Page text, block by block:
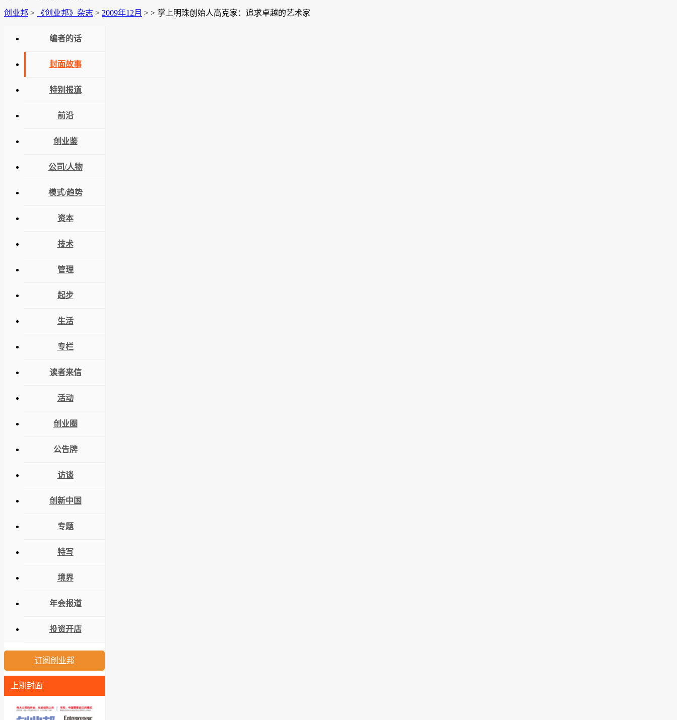
创业邦 > 《创业邦》杂志 > 2009年12月 > > 掌上明珠创始人高克家：追求卓越的艺术家
编者的话
封面故事
特别报道
前沿
创业鉴
公司/人物
模式/趋势
资本
技术
管理
起步
生活
专栏
读者来信
活动
创业圈
公告牌
访谈
创新中国
专题
特写
境界
年会报道
投资开店
订阅创业邦
上期封面